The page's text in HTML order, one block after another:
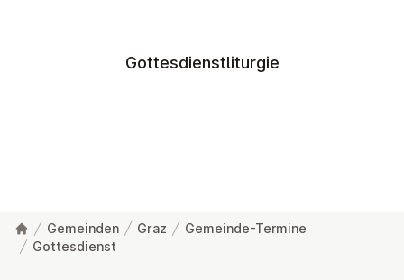
Gottesdienstliturgie
Gemeinden Graz
Gemeinde-Termine
Gottesdienst